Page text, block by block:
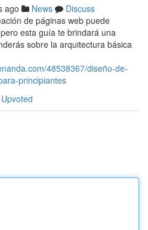
ago News
Discuss
de páginas web puede
esta guía te brindará una
sobre la arquitectura básica
48538367/diseño-de-
principiantes